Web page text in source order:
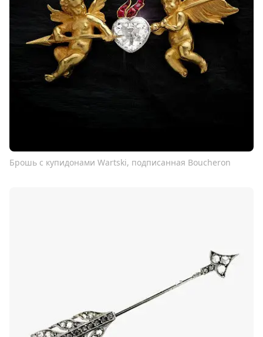
Брошь с купидонами Wartski, подписанная Boucheron